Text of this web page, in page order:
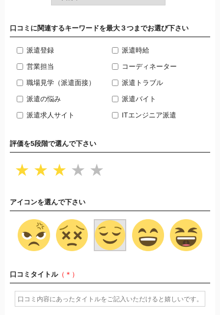
口コミに関連するキーワードを最大３つまでお選び下さい
派遣登録 派遣時給
営業担当 コーディネーター
職場見学（派遣面接） 派遣トラブル
派遣の悩み 派遣バイト
派遣求人サイト ITエンジニア派遣
評価を5段階で選んで下さい
★ ★ ★ ★ ★
アイコンを選んで下さい
口コミタイトル（＊）